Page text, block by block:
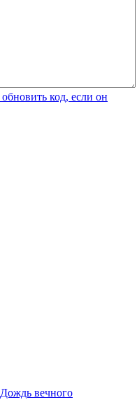
Дождь вечного